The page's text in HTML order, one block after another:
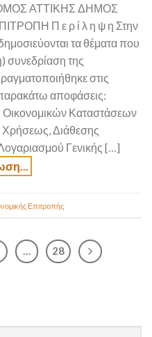
ΑΤΤΙΚΗΣ ΔΗΜΟΣ
Π ε ρ ί λ η ψ η Στην
τα θέματα που
συνεδρίαση της
στις
αποφάσεις:
Καταστάσεων
Χρήσεως, Διάθεσης
Γενικής […]
Επιτροπής
… 28